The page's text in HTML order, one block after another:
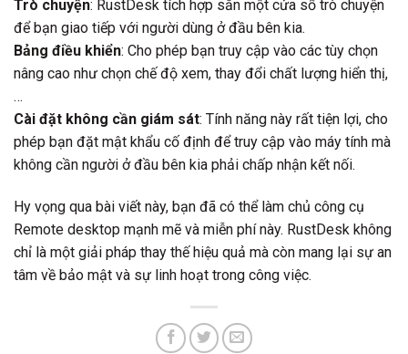
Trò chuyện: RustDesk tích hợp sẵn một cửa sổ trò chuyện
để bạn giao tiếp với người dùng ở đầu bên kia.
Bảng điều khiển: Cho phép bạn truy cập vào các tùy chọn
nâng cao như chọn chế độ xem, thay đổi chất lượng hiển thị,
…
Cài đặt không cần giám sát: Tính năng này rất tiện lợi, cho
phép bạn đặt mật khẩu cố định để truy cập vào máy tính mà
không cần người ở đầu bên kia phải chấp nhận kết nối.
Hy vọng qua bài viết này, bạn đã có thể làm chủ công cụ
Remote desktop mạnh mẽ và miễn phí này. RustDesk không
chỉ là một giải pháp thay thế hiệu quả mà còn mang lại sự an
tâm về bảo mật và sự linh hoạt trong công việc.